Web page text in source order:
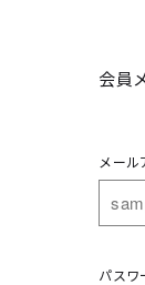
会員
メール
パスワ